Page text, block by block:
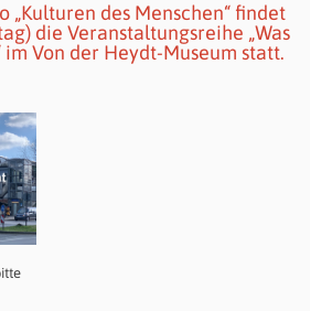
„Kulturen des Menschen“ findet
die Veranstaltungsreihe „Was
im Von der Heydt-Museum statt.